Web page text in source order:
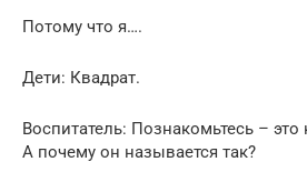
Потому что я….
Дети: Квадрат.
Воспитатель: Познакомьтесь –
А почему он называется так?